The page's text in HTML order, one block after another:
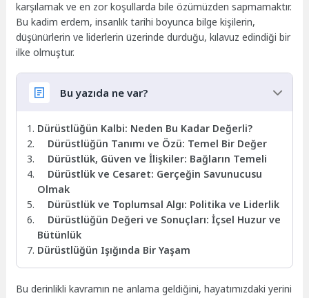
karşılamak ve en zor koşullarda bile özümüzden sapmamaktır.
Bu kadim erdem, insanlık tarihi boyunca bilge kişilerin,
düşünürlerin ve liderlerin üzerinde durduğu, kılavuz edindiği bir
ilke olmuştur.
Bu yazıda ne var?
Dürüstlüğün Kalbi: Neden Bu Kadar Değerli?
Dürüstlüğün Tanımı ve Özü: Temel Bir Değer
Dürüstlük, Güven ve İlişkiler: Bağların Temeli
Dürüstlük ve Cesaret: Gerçeğin Savunucusu
Olmak
Dürüstlük ve Toplumsal Algı: Politika ve Liderlik
Dürüstlüğün Değeri ve Sonuçları: İçsel Huzur ve
Bütünlük
Dürüstlüğün Işığında Bir Yaşam
Bu derinlikli kavramın ne anlama geldiğini, hayatımızdaki yerini